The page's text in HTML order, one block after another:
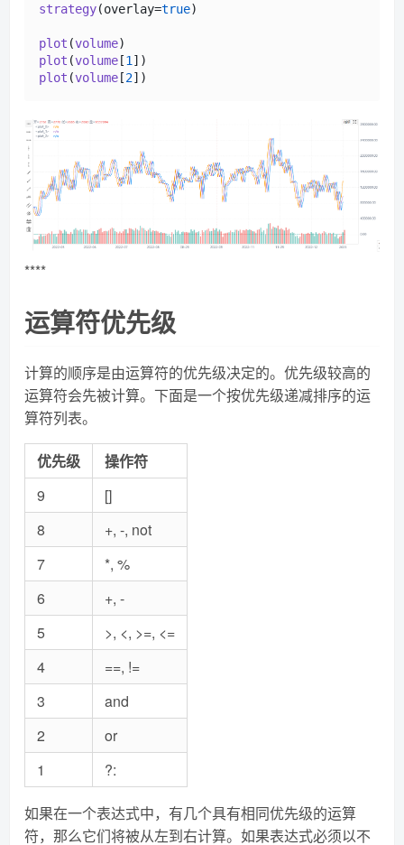
strategy(overlay=true)
plot (volume
plot (volume [1
plot (volume [2
****
运算符优先级
计算的顺序是由运算符的优先级决定的。优先级较高的
运算符会先被计算。下面是一个按优先级递减排序的运
算符列表。
优先级
操作符
9
[]
8
+, -, not
7
*, %
6
+, -
5
>, <, >=, <=
4
==, !=
3
and
2
or
1
?:
如果在一个表达式中，有几个具有相同优先级的运算
符，那么它们将被从左到右计算。如果表达式必须以不